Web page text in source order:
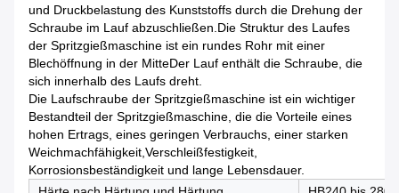
und Druckbelastung des Kunststoffs durch die Drehung der
Schraube im Lauf abzuschließen.Die Struktur des Laufes
der Spritzgießmaschine ist ein rundes Rohr mit einer
Blechöffnung in der MitteDer Lauf enthält die Schraube, die
sich innerhalb des Laufs dreht.
Die Laufschraube der Spritzgießmaschine ist ein wichtiger
Bestandteil der Spritzgießmaschine, die die Vorteile eines
hohen Ertrags, eines geringen Verbrauchs, einer starken
Weichmachfähigkeit,Verschleißfestigkeit,
Korrosionsbeständigkeit und lange Lebensdauer.